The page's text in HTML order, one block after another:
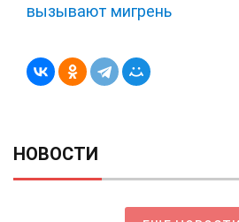
вызывают мигрень
НОВОСТИ